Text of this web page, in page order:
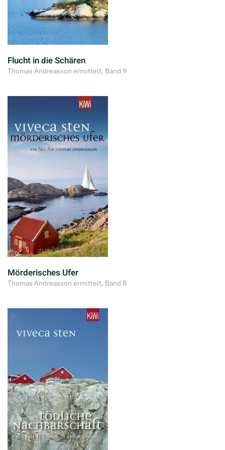
Flucht in die Schären
Thomas Andreasson ermittelt, Band 9
Mörderisches Ufer
Thomas Andreasson ermittelt, Band 8